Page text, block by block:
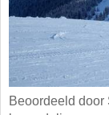
Beoordeeld door